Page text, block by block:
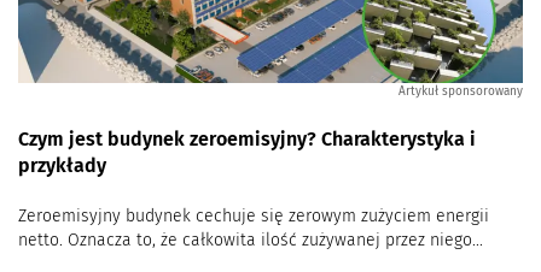
Artykuł sponsorowany
Czym jest budynek zeroemisyjny? Charakterystyka i
przykłady
Zeroemisyjny budynek cechuje się zerowym zużyciem energii
netto. Oznacza to, że ​​całkowita ilość zużywanej przez niego...